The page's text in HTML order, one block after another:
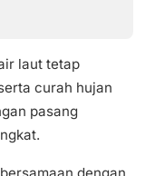
laut tetap
curah hujan
pasang
dengan